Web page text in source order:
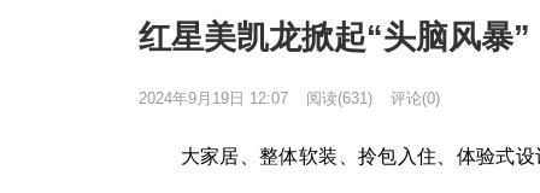
红星美凯龙掀起“头脑风暴
2024年9月19日 12:07 阅读(631) 评论(0)
大家居、整体软装、拎包入住、体验式